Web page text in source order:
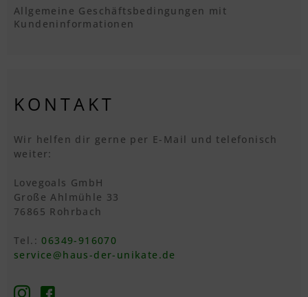
Allgemeine Geschäftsbedingungen mit
Kundeninformationen
KONTAKT
Wir helfen dir gerne per E-Mail und telefonisch
weiter:
Lovegoals GmbH
Große Ahlmühle 33
76865 Rohrbach
Tel.:06349-916070
service@haus-der-unikate.de